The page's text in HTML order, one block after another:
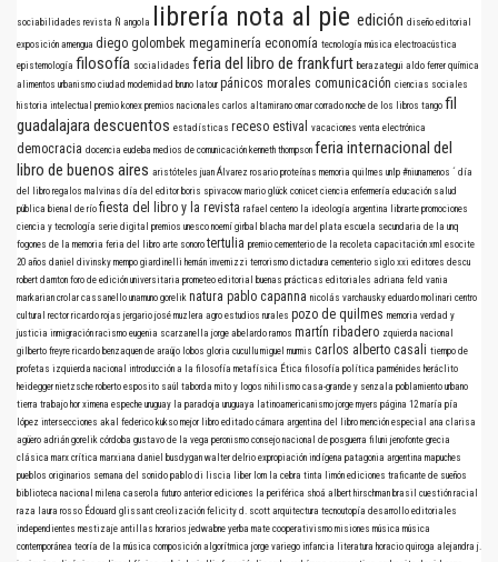
sociabilidades revista Ñ angola librería nota al pie edición diseño editorial
exposición amengua diego golombek megaminería economía tecnología música electroacústica
epistemología filosofía socialidades feria del libro de frankfurt berazategui aldo ferrer química
alimentos urbanismo ciudad modernidad bruno latour pánicos morales comunicación ciencias sociales
historia intelectual premio konex premios nacionales carlos altamirano omar corrado noche de los libros tango fil
guadalajaradescuentos estadísticas receso estival vacaciones venta electrónica
democracia docencia eudeba medios de comunicación kenneth thompson feria internacional del
libro de buenos aires aristóteles juan Álvarez rosario proteínas memoria quilmes unlp #niunamenos ´ día
del libro regalos malvinas día del editor boris spivacow mario glück conicet ciencia enfermería educación salud
pública bienal de río fiesta del libro y la revista rafael centeno la ideología argentina librarte promociones
ciencia y tecnología serie digital premios unesco noemí girbal blacha mar del plata escuela secundaria de la unq
fogones de la memoria feria del libro arte sonoro tertulia premio cementerio de la recoleta capacitación xml esocite
20 años daniel divinsky mempo giardinelli hernán invernizzi terrorismo dictadura cementerio siglo xxi editores descu
robert darnton foro de edición universitaria prometeo editorial buenas prácticas editoriales adriana feld vania
markarian crolar cassanello unamuno gorelik natura pablo capanna nicolás varchausky eduardo molinari centro
cultural rector ricardo rojas jergario josé muzlera agro estudios rurales pozo de quilmes memoria verdad y
justicia inmigración racismo eugenia scarzanella jorge abelardo ramos martín ribadero zquierda nacional
gilberto freyre ricardo benzaquen de araújo lobos gloria cucullu miguel murmis carlos alberto casali tiempo de
profetas izquierda nacional introducción a la filosofía metafísica Ética filosofía política parménides heráclito
heidegger nietzsche roberto esposito saúl taborda mito y logos nihilismo casa-grande y senzala poblamiento urbano
tierra trabajo hor ximena espeche uruguay la paradoja uruguaya latinoamericanismo jorge myers página 12 maría pía
lópez intersecciones akal federico kukso mejor libro editado cámara argentina del libro mención especial ana clarisa
agüero adrián gorelik córdoba gustavo de la vega peronismo consejo nacional de posguerra filuni jenofonte grecia
clásica marx crítica marxiana daniel busdygan walter delrio expropiación indígena patagonia argentina mapuches
pueblos originarios semana del sonido pablo di liscia liber lom la cebra tinta limón ediciones traficante de sueños
biblioteca nacional milena caserola futuro anterior ediciones la periférica shoá albert hirschman brasil cuestión racial
raza laura rosso Édouard glissant creolización felicity d. scott arquitectura tecnoutopía desarrollo editoriales
independientes mestizaje antillas horarios jedwabne yerba mate cooperativismo misiones música música
contemporánea teoría de la música composición algorítmica jorge variego infancia literatura horacio quiroga alejandra j.